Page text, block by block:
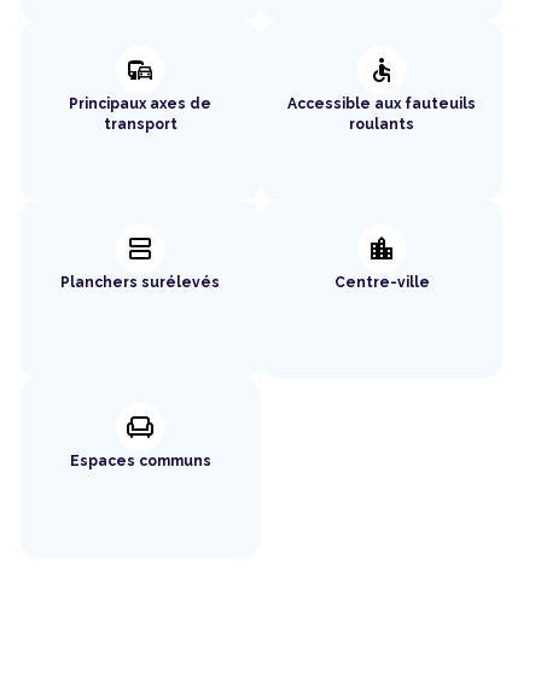
commute
Principaux axes de
transport
accessible
Accessible aux fauteuils
roulants
splitscreen
Planchers surélevés
location_city
Centre-ville
chair
Espaces communs